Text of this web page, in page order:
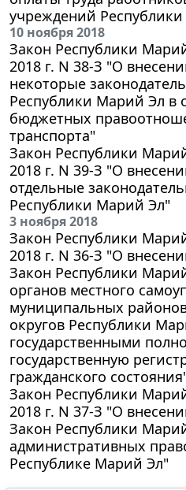
учреждений
10 ноября 2018
Закон Республики
2018 г. N 38-З "О
некоторые
Республики Марий Эл в
бюджетных
транспорта"
Закон Республики
2018 г. N 39-З "О
отдельные
Республики Марий Эл"
3 ноября 2018
Закон Республики
2018 г. N 36-З "О
Закон Республики
органов местного
муниципальных
округов Республики
государственными
государственную
гражданского
Закон Республики
2018 г. N 37-З "О
Закон Республики
административных
Республике Марий Эл"